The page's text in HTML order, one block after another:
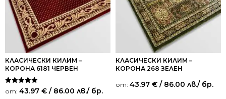
КЛАСИЧЕСКИ КИЛИМ –
КОРОНА 6181 ЧЕРВЕН
Оценено на
5.00
от: 43.97 € / 86.00 лв./ бр.
КЛАСИЧЕСКИ КИЛИМ –
КОРОНА 268 ЗЕЛЕН
от: 43.97 € / 86.00 лв./ бр.